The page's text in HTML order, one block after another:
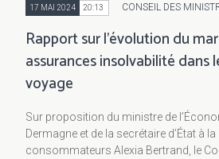
17 MAI 2024 20:13 CONSEIL DES
Rapport sur l'évolution du
assurances insolvabilité dans
voyage
Sur proposition du ministre de
Dermagne et de la secrétaire d’État à
consommateurs Alexia Bertrand, le